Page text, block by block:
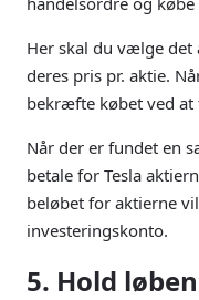
Her skal du vælge det
deres pris pr. aktie.
bekræfte købet ved at
Når der er fundet en
betale for Tesla
beløbet for aktierne
investeringskonto.
5. Hold